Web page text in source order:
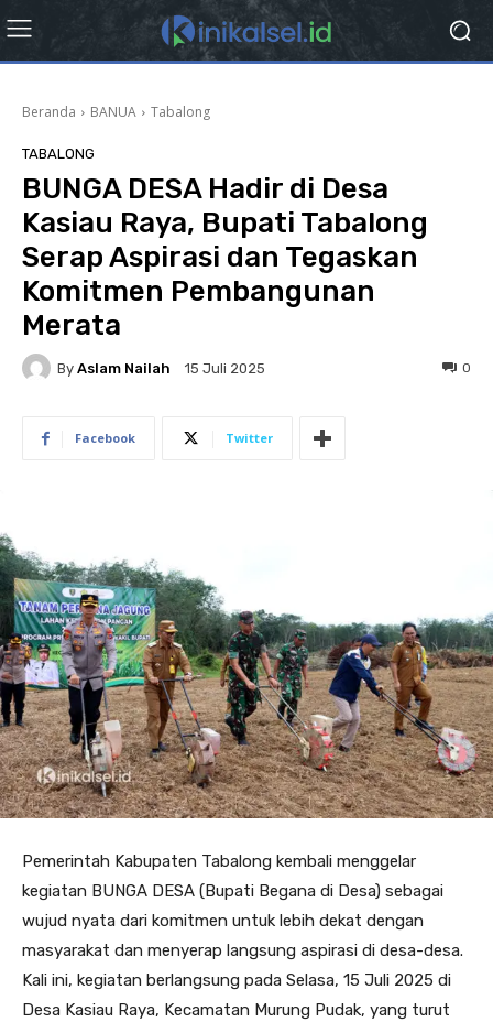
Beranda BANUA Tabalong
TABALONG
BUNGA DESA Hadir di Desa
Kasiau Raya, Bupati Tabalong
Serap Aspirasi dan Tegaskan
Komitmen Pembangunan
Merata
By Aslam Nailah 15 Juli 2025 0
Facebook Twitter
Pemerintah Kabupaten Tabalong kembali menggelar
kegiatan BUNGA DESA (Bupati Begana di Desa) sebagai
wujud nyata dari komitmen untuk lebih dekat dengan
masyarakat dan menyerap langsung aspirasi di desa-desa.
Kali ini, kegiatan berlangsung pada Selasa, 15 Juli 2025 di
Desa Kasiau Raya, Kecamatan Murung Pudak, yang turut